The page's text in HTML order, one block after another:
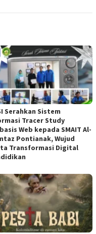
Serahkan Sistem
Tracer Study
Web kepada SMAIT Al-
Pontianak, Wujud
Transformasi Digital